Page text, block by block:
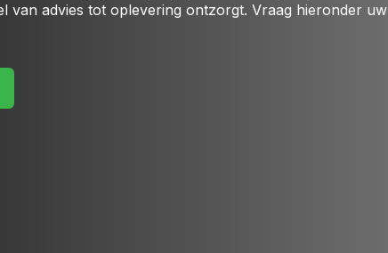
van advies tot oplevering ontzorgt. Vraag hieronder uw